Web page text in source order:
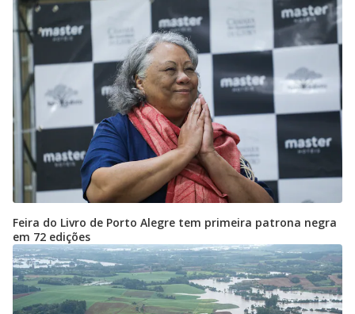
Feira do Livro de Porto Alegre tem primeira patrona negra
em 72 edições